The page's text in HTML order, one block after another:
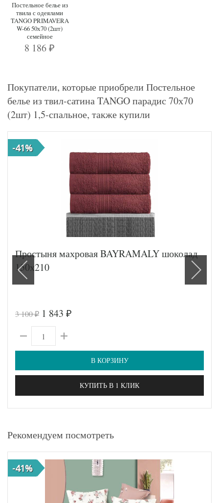
Постельное белье из
твила с одеялами
TANGO PRIMAVERA
W-66 50х70 (2шт)
семейное
8 186₽
Покупатели, которые приобрели Постельное
белье из твил-сатина TANGO парадис 70х70
(2шт) 1,5-спальное, также купили
-41%
Простыня махровая BAYRAMALY шоколад
150х210
3 100₽ 1 843 ₽
В КОРЗИНУ
КУПИТЬ В 1 КЛИК
Рекомендуем посмотреть
-41%